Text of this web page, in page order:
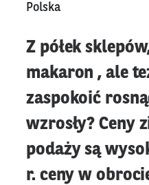
Polska
Z półek
makaron , ale
zaspokoić
wzrosły? Ceny
podaży są
r. ceny w